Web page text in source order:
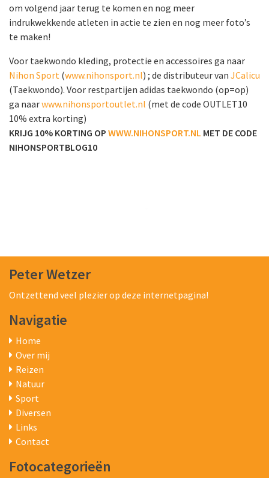
om volgend jaar terug te komen en nog meer
indrukwekkende atleten in actie te zien en nog meer foto’s
te maken!
Voor taekwondo kleding, protectie en accessoires ga naar
Nihon Sport (www.nihonsport.nl) ; de distributeur van JCalicu
(Taekwondo). Voor restpartijen adidas taekwondo (op=op)
ga naarwww.nihonsportoutlet.nl (met de code OUTLET10
10% extra korting)
KRIJG 10% KORTING OP WWW.NIHONSPORT.NL MET DE CODE
NIHONSPORTBLOG10
Peter Wetzer
Ontzettend veel plezier op deze internetpagina!
Navigatie
Home
Over mij
Reizen
Natuur
Sport
Diversen
Links
Contact
Fotocategorieën